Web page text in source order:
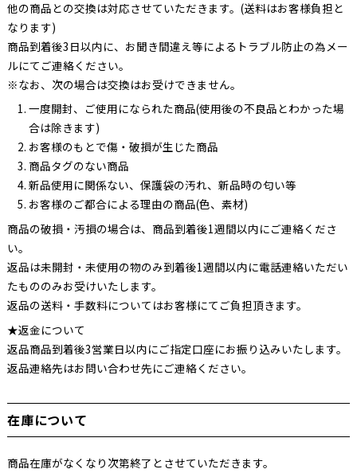
他の商品との交換は対応させていただきます。(送料はお客様負担と
なります)
商品到着後3日以内に、お聞き間違え等によるトラブル防止の為メー
ルにてご連絡ください。
※なお、次の場合は交換はお受けできません。
一度開封、ご使用になられた商品(使用後の不良品とわかった場
合は除きます)
お客様のもとで傷・破損が生じた商品
商品タグのない商品
新品使用に関係ない、保護袋の汚れ、新品時の匂い等
お客様のご都合による理由の商品(色、素材)
商品の破損・汚損の場合は、商品到着後1週間以内にご連絡くださ
い。
返品は未開封・未使用の物のみ到着後1週間以内に電話連絡いただい
たもののみお受けいたします。
返品の送料・手数料についてはお客様にてご負担頂きます。
★返金について
返品商品到着後3営業日以内にご指定口座にお振り込みいたします。
返品連絡先はお問い合わせ先にご連絡ください。
在庫について
商品在庫がなくなり次第終了とさせていただきます。